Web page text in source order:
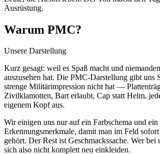
Ausrüstung.
Warum PMC?
Unsere Darstellung
Kurz gesagt: weil es Spaß macht und
auszusehen hat. Die PMC-Darstellung gibt uns
strenge Militärimpression nicht hat —
Zivilklamotten, Bart erlaubt, Cap statt Helm,
eigenem Kopf aus.
Wir einigen uns nur auf ein Farbschema und ein
Erkennungsmerkmale, damit man im Feld
gehört. Der Rest ist Geschmackssache. Wer bei
sich also nicht komplett neu einkleiden.